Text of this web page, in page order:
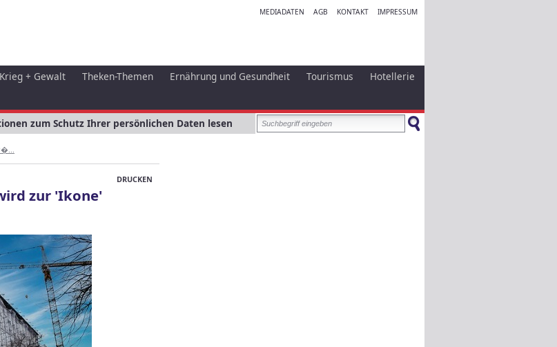
MEDIADATEN AGB KONTAKT IMPRESSUM
Krieg + Gewalt Theken-Themen Ernährung und Gesundheit Tourismus
Hotellerie
zum Schutz Ihrer persönlichen Daten lesen
DRUCKEN
zur 'Ikone'